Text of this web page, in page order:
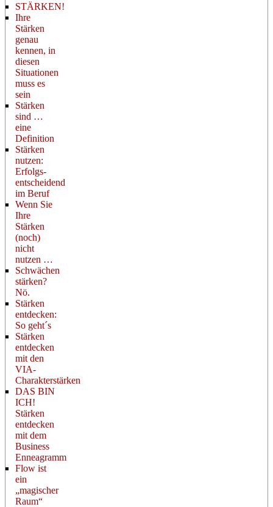
STÄRKEN!
Ihre
Stärken
genau
kennen, in
diesen
Situationen
muss es
sein
Stärken
sind …
eine
Definition
Stärken
nutzen:
Erfolgs-
entscheidend
im Beruf
Wenn Sie
Ihre
Stärken
(noch)
nicht
nutzen …
Schwächen
stärken?
Nö.
Stärken
entdecken:
So geht´s
Stärken
entdecken
mit den
VIA-
Charakterstärken
DAS BIN
ICH!
Stärken
entdecken
mit dem
Business
Enneagramm
Flow ist
ein
„magischer
Raum“